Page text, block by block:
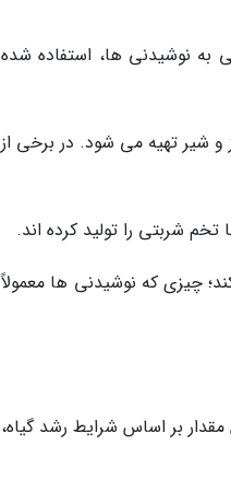
به نوشیدنی ها، استفاده شده
شیر تهیه می شود. در برخی از
تخم شربتی را تولید کرده اند.
چیزی که نوشیدنی ها معمولاً
در هر یک قاشق غذاخوری (13 گرم) است. این مقدار بر اساس شرایط رشد گیاه،